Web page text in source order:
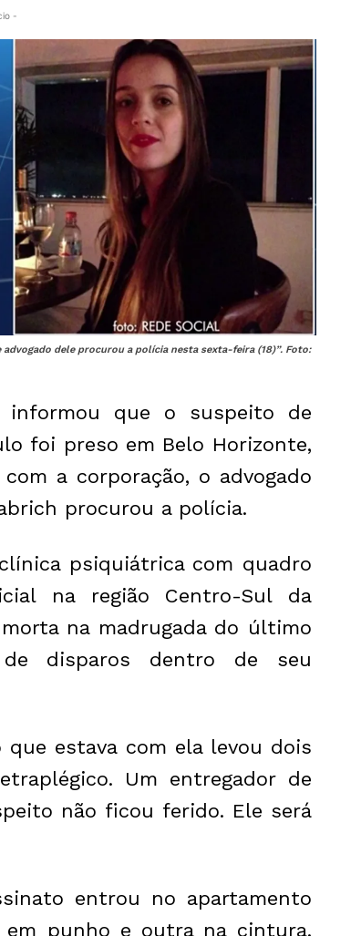
-
dele procurou a polícia nesta sexta-feira (18)”. Foto:
informou que o suspeito de
foi preso em Belo Horizonte,
a corporação, o advogado
procurou a polícia.
psiquiátrica com quadro
na região Centro-Sul da
na madrugada do último
disparos dentro de seu
estava com ela levou dois
Um entregador de
não ficou ferido. Ele será
entrou no apartamento
em punho e outra na cintura.